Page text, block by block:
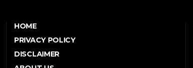
HOME
PRIVACY POLICY
DISCLAIMER